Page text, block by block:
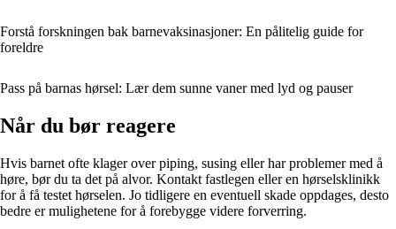
Forstå forskningen bak barnevaksinasjoner: En pålitelig guide for
foreldre
Pass på barnas hørsel: Lær dem sunne vaner med lyd og pauser
Når du bør reagere
Hvis barnet ofte klager over piping, susing eller har problemer med å
høre, bør du ta det på alvor. Kontakt fastlegen eller en hørselsklinikk
for å få testet hørselen. Jo tidligere en eventuell skade oppdages, desto
bedre er mulighetene for å forebygge videre forverring.